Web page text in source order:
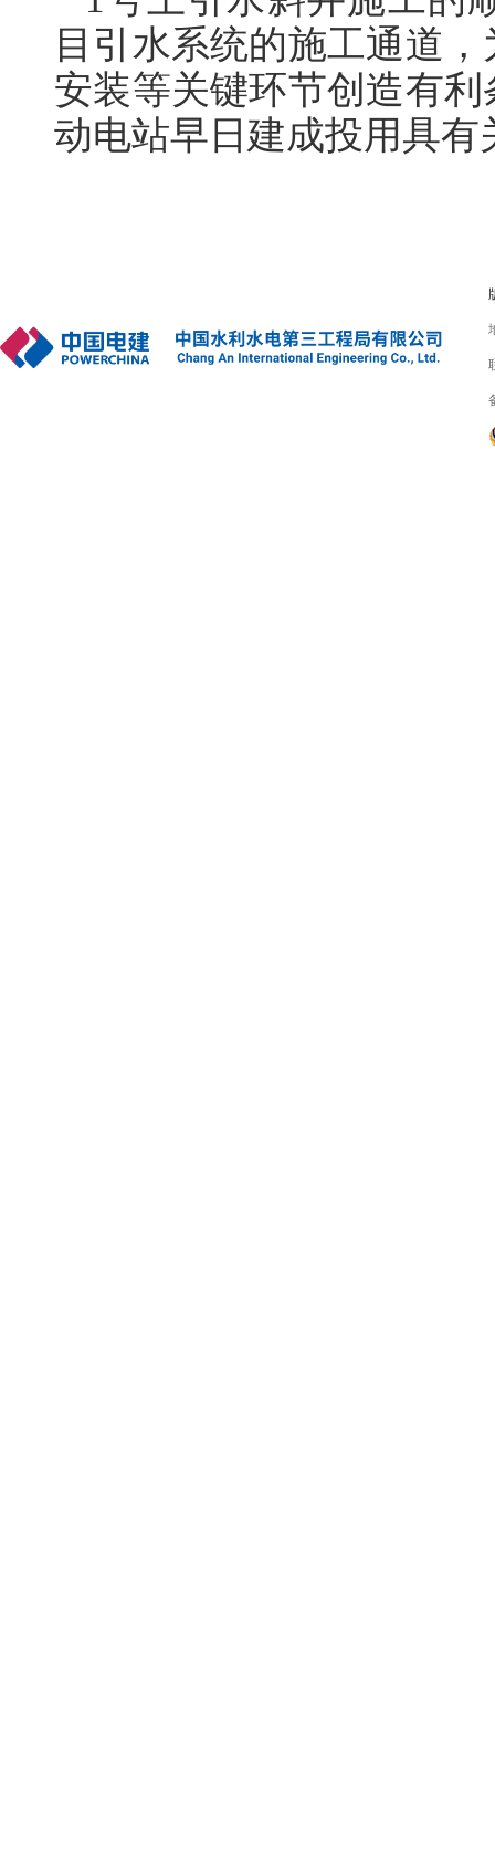
目引水系统的施工通道
安装等关键环节创造有
动电站早日建成投用具有